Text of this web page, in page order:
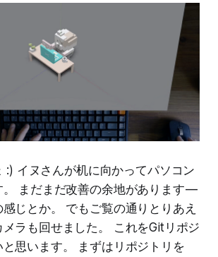
:) イヌさんが机に向かってパソコン
。 まだまだ改善の余地があります —
じとか。 でもご覧の通りとりあえ
ラも回せました。 これをGitリポジ
と思います。 まずはリポジトリを